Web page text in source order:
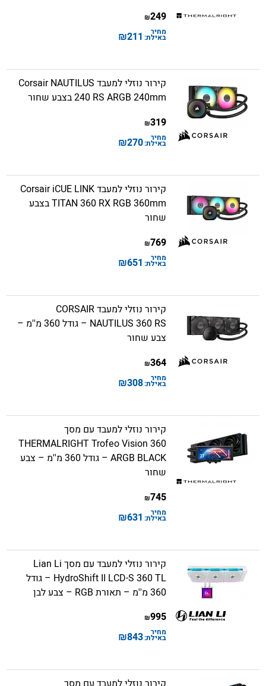
249
₪
מחיר
באילת: 211
₪
קירור נוזלי למעבד Corsair NAUTILUS
240 RS ARGB 240mm בצבע שחור
319
₪
מחיר
באילת:270
₪
קירור נוזלי למעבד Corsair iCUE LINK
TITAN 360 RX RGB 360mm בצבע
שחור
769
₪
מחיר
באילת: 651
₪
קירור נוזלי למעבד CORSAIR
NAUTILUS 360 RS – גודל 360 מ''מ –
צבע שחור
364
₪
מחיר
באילת:308
₪
קירור נוזלי למעבד עם מסך
THERMALRIGHT Trofeo Vision 360
ARGB BLACK – גודל 360 מ''מ – צבע
שחור
745
₪
מחיר
באילת: 631
₪
קירור נוזלי למעבד עם מסך Lian Li
HydroShift II LCD-S 360 TL – גודל
360 מ''מ – תאורת RGB – צבע לבן
995
₪
מחיר
באילת:843
₪